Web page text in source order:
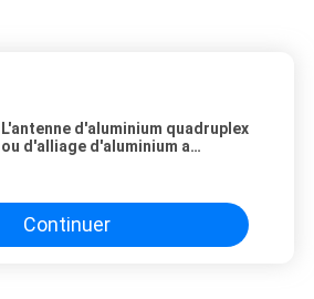
L'antenne d'aluminium quadruplex
ou d'alliage d'aluminium a
600/1000V
Continuer